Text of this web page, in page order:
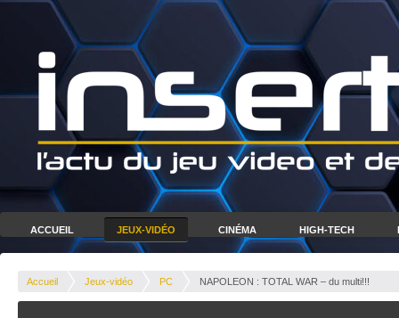
ACCUEIL JEUX-VIDÉO CINÉMA HIGH-TECH
Accueil Jeux-vidéo PC NAPOLEON : TOTAL WAR – du multi!!!